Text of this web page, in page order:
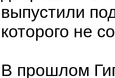
выпустили
которого не
В прошлом